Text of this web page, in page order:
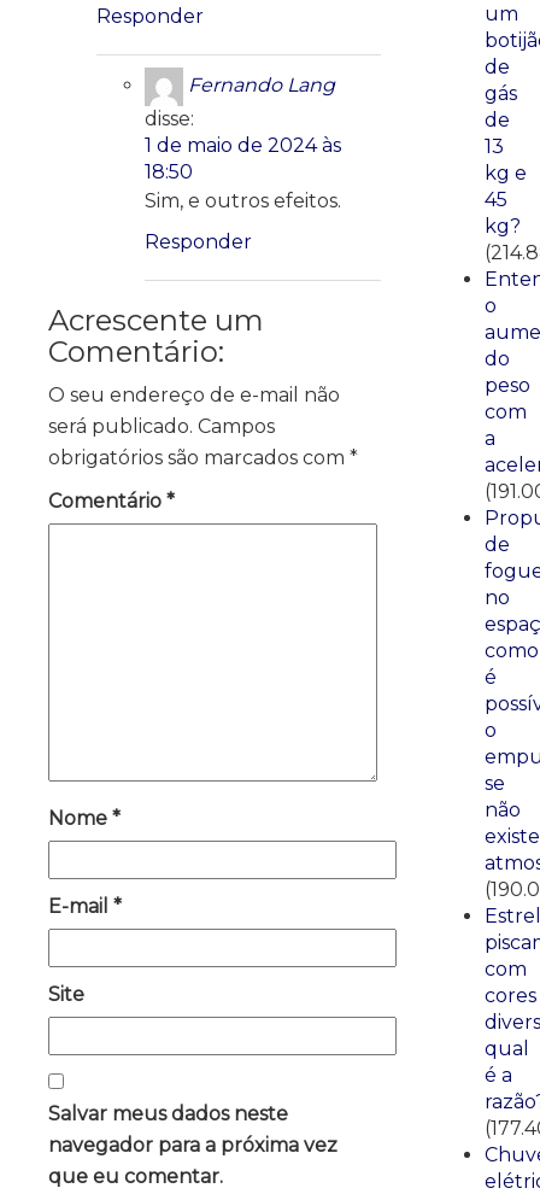
Responder
Fernando Lang
disse:
1 de maio de 2024 às
18:50
Sim, e outros efeitos.
Responder
Acrescente um
Comentário:
O seu endereço de e-mail não
será publicado. Campos
obrigatórios são marcados com *
Comentário *
Nome *
E-mail *
Site
Salvar meus dados neste
navegador para a próxima vez
que eu comentar.
um
de
gás
de
13
kg e
45
kg?
o
do
peso
com
a
de
no
como
é
o
se
não
existe
com
cores
qual
é a